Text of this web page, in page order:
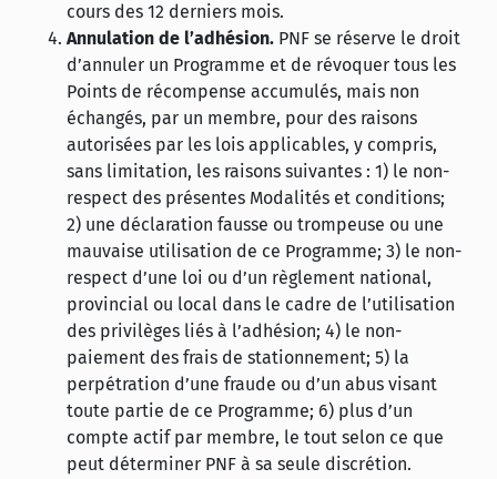
cours des 12 derniers mois.
Annulation de l’adhésion. PNF se réserve le droit
d’annuler un Programme et de révoquer tous les
Points de récompense accumulés, mais non
échangés, par un membre, pour des raisons
autorisées par les lois applicables, y compris,
sans limitation, les raisons suivantes : 1) le non-
respect des présentes Modalités et conditions;
2) une déclaration fausse ou trompeuse ou une
mauvaise utilisation de ce Programme; 3) le non-
respect d’une loi ou d’un règlement national,
provincial ou local dans le cadre de l’utilisation
des privilèges liés à l’adhésion; 4) le non-
paiement des frais de stationnement; 5) la
perpétration d’une fraude ou d’un abus visant
toute partie de ce Programme; 6) plus d’un
compte actif par membre, le tout selon ce que
peut déterminer PNF à sa seule discrétion.